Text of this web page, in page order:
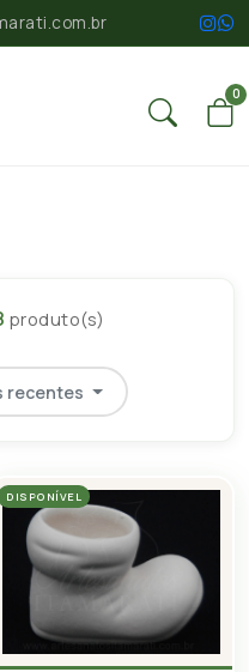
0
produto(s)
recentes
DISPONÍVEL